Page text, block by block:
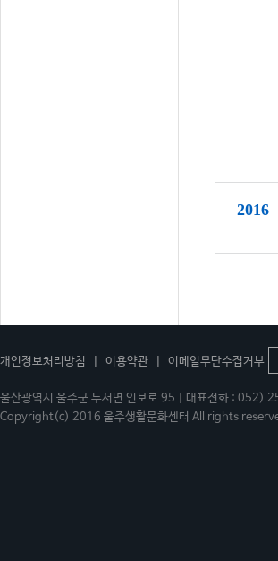
2016
개인정보처리방침 이용약관 이메일무단수집거부
울산광역시 울주군 두서면 인보로 95 | 대표전화 :
Copyright(c) 2016 울주생활문화센터 All rights